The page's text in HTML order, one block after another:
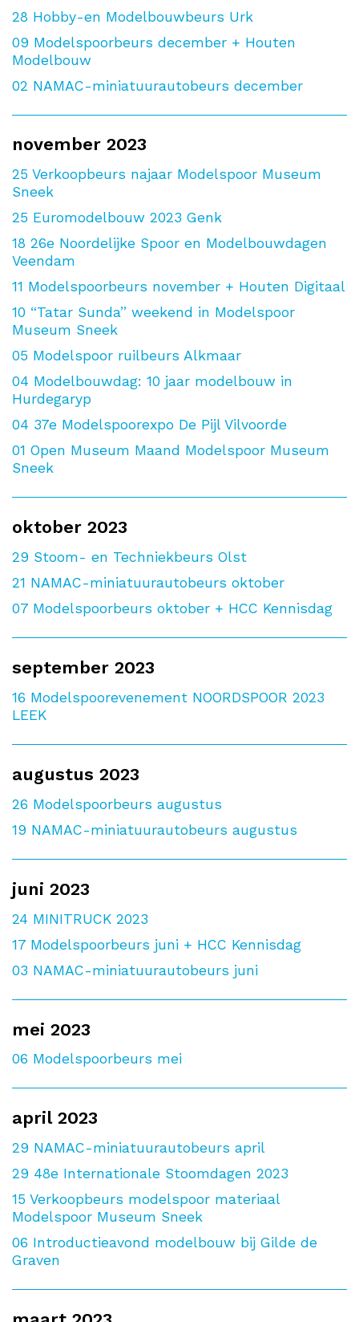
28 Hobby-en Modelbouwbeurs Urk
09 Modelspoorbeurs december + Houten
Modelbouw
02 NAMAC-miniatuurautobeurs december
november 2023
25 Verkoopbeurs najaar Modelspoor Museum
Sneek
25 Euromodelbouw 2023 Genk
18 26e Noordelijke Spoor en Modelbouwdagen
Veendam
11 Modelspoorbeurs november + Houten Digitaal
10 “Tatar Sunda” weekend in Modelspoor
Museum Sneek
05 Modelspoor ruilbeurs Alkmaar
04 Modelbouwdag: 10 jaar modelbouw in
Hurdegaryp
04 37e Modelspoorexpo De Pijl Vilvoorde
01 Open Museum Maand Modelspoor Museum
Sneek
oktober 2023
29 Stoom- en Techniekbeurs Olst
21 NAMAC-miniatuurautobeurs oktober
07 Modelspoorbeurs oktober + HCC Kennisdag
september 2023
16 Modelspoorevenement NOORDSPOOR 2023
LEEK
augustus 2023
26 Modelspoorbeurs augustus
19 NAMAC-miniatuurautobeurs augustus
juni 2023
24 MINITRUCK 2023
17 Modelspoorbeurs juni + HCC Kennisdag
03 NAMAC-miniatuurautobeurs juni
mei 2023
06 Modelspoorbeurs mei
april 2023
29 NAMAC-miniatuurautobeurs april
29 48e Internationale Stoomdagen 2023
15 Verkoopbeurs modelspoor materiaal
Modelspoor Museum Sneek
06 Introductieavond modelbouw bij Gilde de
Graven